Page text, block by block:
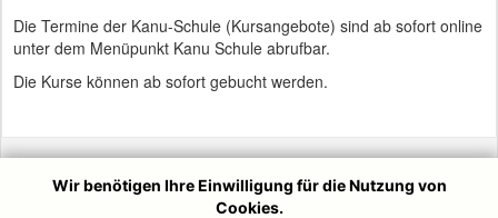
Die Termine der Kanu-Schule (Kursangebote) sind ab sofort online
unter dem Menüpunkt Kanu Schule abrufbar.
Die Kurse können ab sofort gebucht werden.
© DJK-Ruhrwacht 2026 Impressum
Wir benötigen Ihre Einwilligung für die Nutzung von
Cookies.